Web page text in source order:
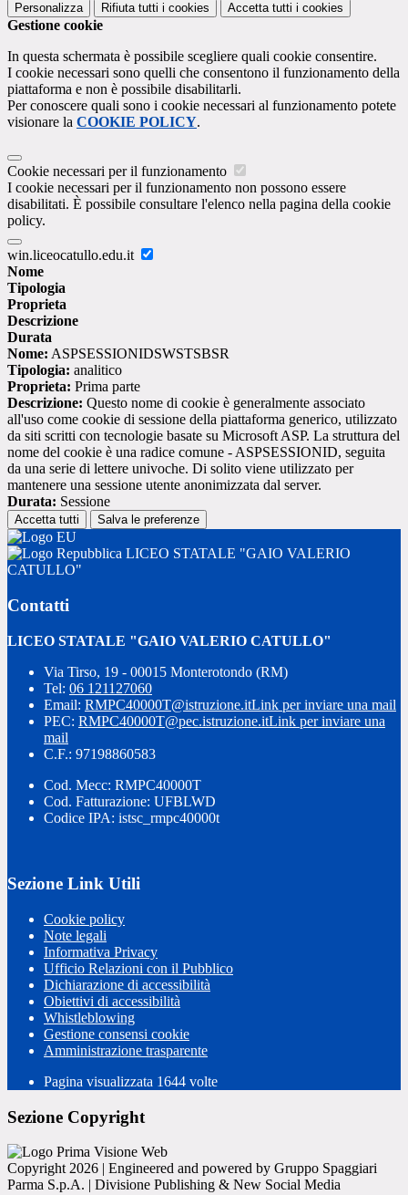
Personalizza Rifiuta tutti i cookies Accetta tutti i cookies
Gestione cookie
In questa schermata è possibile scegliere quali cookie consentire.
I cookie necessari sono quelli che consentono il funzionamento della
piattaforma e non è possibile disabilitarli.
Per conoscere quali sono i cookie necessari al funzionamento potete
visionare la COOKIE POLICY.
Cookie necessari per il funzionamento
I cookie necessari per il funzionamento non possono essere
disabilitati. È possibile consultare l'elenco nella pagina della cookie
policy.
win.liceocatullo.edu.it
Nome
Tipologia
Proprieta
Descrizione
Durata
Nome: ASPSESSIONIDSWSTSBSR
Tipologia: analitico
Proprieta: Prima parte
Descrizione: Questo nome di cookie è generalmente associato
all'uso come cookie di sessione della piattaforma generico, utilizzato
da siti scritti con tecnologie basate su Microsoft ASP. La struttura del
nome del cookie è una radice comune - ASPSESSIONID, seguita
da una serie di lettere univoche. Di solito viene utilizzato per
mantenere una sessione utente anonimizzata dal server.
Durata: Sessione
Accetta tutti Salva le preferenze
LICEO STATALE "GAIO VALERIO
CATULLO"
Contatti
LICEO STATALE "GAIO VALERIO CATULLO"
Via Tirso, 19 - 00015 Monterotondo (RM)
Tel: 06 121127060
Email: RMPC40000T@istruzione.itLink per inviare una mail
PEC: RMPC40000T@pec.istruzione.itLink per inviare una
mail
C.F.: 97198860583
Cod. Mecc: RMPC40000T
Cod. Fatturazione: UFBLWD
Codice IPA: istsc_rmpc40000t
Sezione Link Utili
Cookie policy
Note legali
Informativa Privacy
Ufficio Relazioni con il Pubblico
Dichiarazione di accessibilità
Obiettivi di accessibilità
Whistleblowing
Gestione consensi cookie
Amministrazione trasparente
Pagina visualizzata 1644 volte
Sezione Copyright
Copyright 2026 | Engineered and powered by Gruppo Spaggiari
Parma S.p.A. | Divisione Publishing & New Social Media